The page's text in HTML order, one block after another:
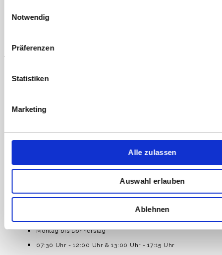
Notwendig
Präferenzen
Statistiken
Marketing
Alle zulassen
Auswahl erlauben
Ablehnen
An der Fahrt 15b
Bürosprechzeiten
Montag bis Donnerstag
07:30 Uhr - 12:00 Uhr & 13:00 Uhr - 17:15 Uhr